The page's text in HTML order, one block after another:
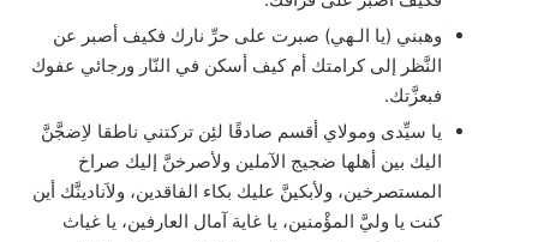
وهبني (يا الـهي) صبرت على حرِّ نارك فكيف أصبر عن
النَّظر إلى كرامتك أم كيف أسكن في النّار ورجائي عفوك
فبعزَّتك.
يا سيِّدى ومولاي أقسم صادقًا لئِن تركتني ناطقا لاِضجَّنَّ
اليك بين أهلها ضجيج الآملين ولأصرخنَّ إليك صراخ
المستصرخين، ولأبكينَّ عليك بكاء الفاقدين، ولاَنادينَّك أين
كنت يا وليَّ المؤْمنين، يا غاية آمال العارفين، يا غياث